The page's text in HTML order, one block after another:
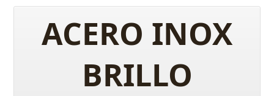
ACERO INOX
BRILLO